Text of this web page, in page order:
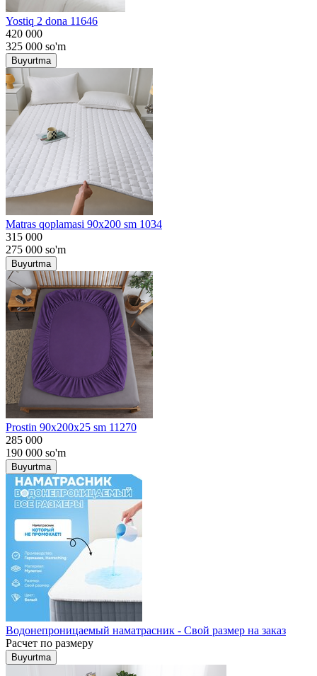
Yostiq 2 dona 11646
420 000
325 000 so'm
Buyurtma
Matras qoplamasi 90x200 sm 1034
315 000
275 000 so'm
Buyurtma
Prostin 90x200x25 sm 11270
285 000
190 000 so'm
Buyurtma
Водонепроницаемый наматрасник - Свой размер на заказ
Расчет по размеру
Buyurtma